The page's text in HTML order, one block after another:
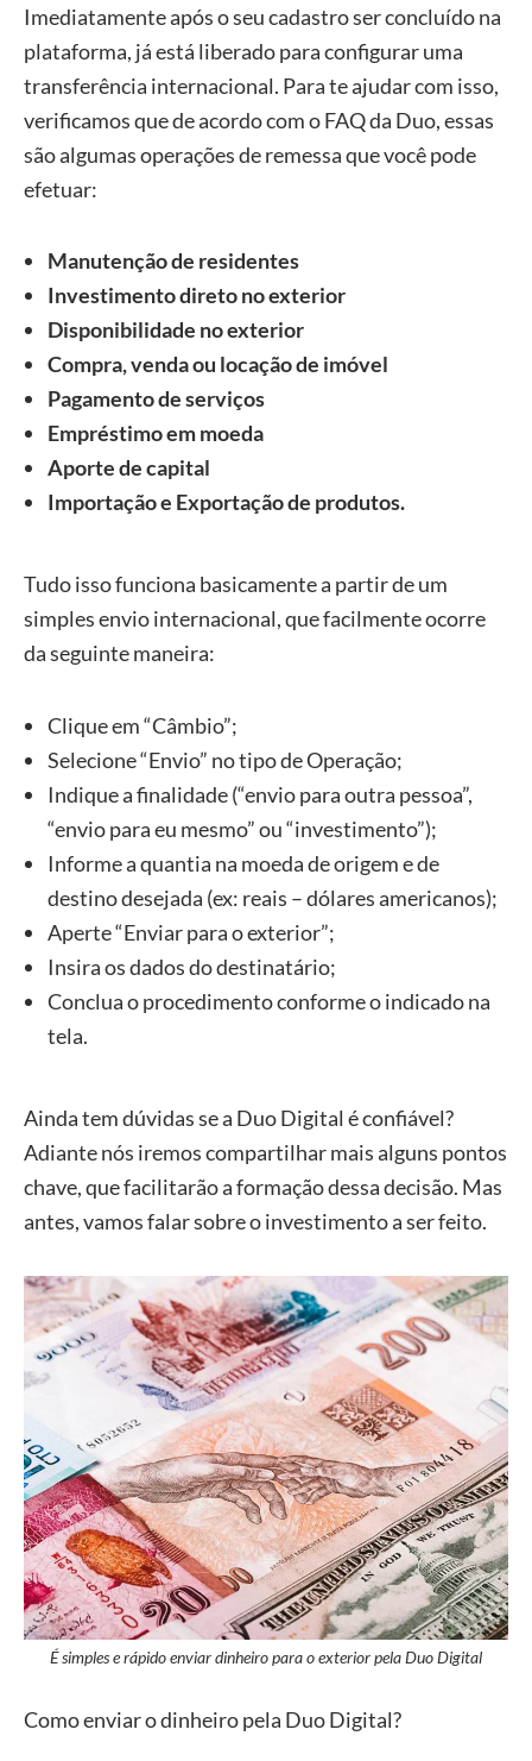
Imediatamente após o seu cadastro ser concluído na
plataforma, já está liberado para configurar uma
transferência internacional. Para te ajudar com isso,
verificamos que de acordo com o FAQ da Duo, essas
são algumas operações de remessa que você pode
efetuar:
Manutenção de residentes
Investimento direto no exterior
Disponibilidade no exterior
Compra, venda ou locação de imóvel
Pagamento de serviços
Empréstimo em moeda
Aporte de capital
Importação e Exportação de produtos.
Tudo isso funciona basicamente a partir de um
simples envio internacional, que facilmente ocorre
da seguinte maneira:
Clique em “Câmbio”;
Selecione “Envio” no tipo de Operação;
Indique a finalidade (“envio para outra pessoa”,
“envio para eu mesmo” ou “investimento”);
Informe a quantia na moeda de origem e de
destino desejada (ex: reais – dólares americanos);
Aperte “Enviar para o exterior”;
Insira os dados do destinatário;
Conclua o procedimento conforme o indicado na
tela.
Ainda tem dúvidas se a Duo Digital é confiável?
Adiante nós iremos compartilhar mais alguns pontos
chave, que facilitarão a formação dessa decisão. Mas
antes, vamos falar sobre o investimento a ser feito.
É simples e rápido enviar dinheiro para o exterior pela Duo Digital
Como enviar o dinheiro pela Duo Digital?